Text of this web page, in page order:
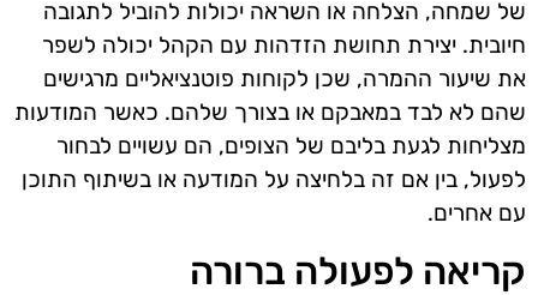
של שמחה, הצלחה או השראה יכולות להוביל לתגובה
חיובית. יצירת תחושת הזדהות עם הקהל יכולה לשפר
את שיעור ההמרה, שכן לקוחות פוטנציאליים מרגישים
שהם לא לבד במאבקם או בצורך שלהם. כאשר המודעות
מצליחות לגעת בליבם של הצופים, הם עשויים לבחור
לפעול, בין אם זה בלחיצה על המודעה או בשיתוף התוכן
עם אחרים.
קריאה לפעולה ברורה